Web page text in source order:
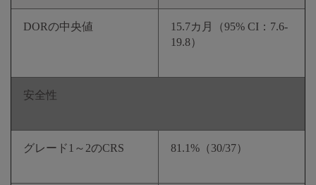
DORの中央値
15.7カ月（95% CI：7.6-
19.8）
安全性
グレード1～2のCRS 81.1%（30/37）